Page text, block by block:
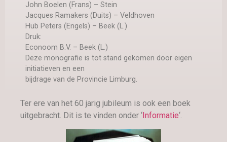
John Boelen (Frans) – Stein
Jacques Ramakers (Duits) – Veldhoven
Hub Peters (Engels) – Beek (L.)
Druk:
Econoom B.V. – Beek (L.)
Deze monografie is tot stand gekomen door eigen
initiatieven en een
bijdrage van de Provincie Limburg.
Ter ere van het 60 jarig jubileum is ook een boek
uitgebracht. Dit is te vinden onder ‘Informatie‘.